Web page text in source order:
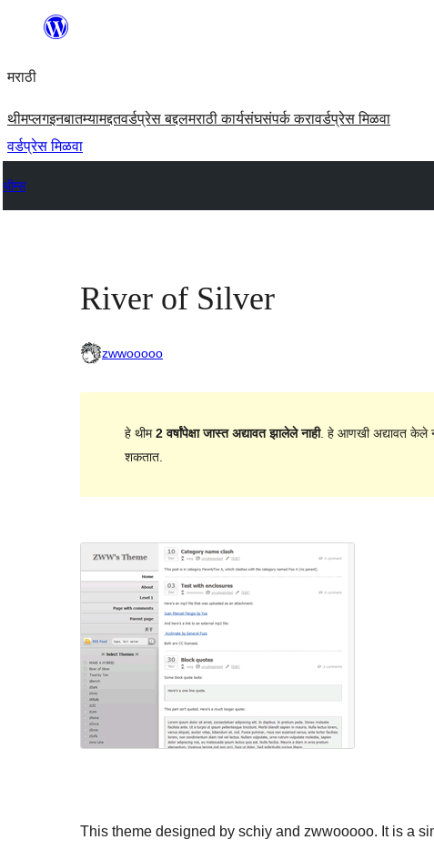
सामुग्रीवर
मराठी
थीमप्लगइनबातम्यामद्दतवर्डप्रेस बद्दलमराठी कार्यसंघसंपर्क करावर्डप्रेस मिळवा
वर्डप्रेस मिळवा
थीम्स
River of Silver
zwwooooo
हे थीम2 वर्षांपेक्षा जास्त अद्यावत झालेले नाही. हे आणखी अद्यावत केले
शकतात.
This theme designed by schiy and zwwooooo. It is a